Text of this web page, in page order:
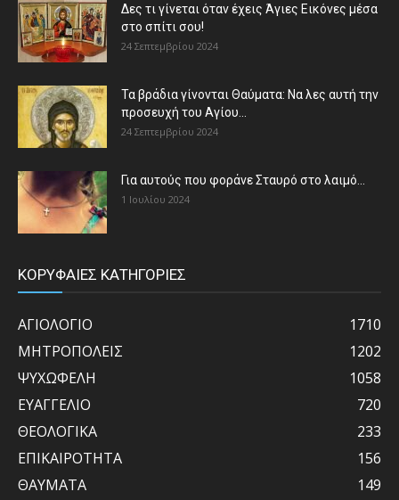
Δες τι γίνεται όταν έχεις Άγιες Εικόνες μέσα
στο σπίτι σου!
24 Σεπτεμβρίου 2024
Τα βράδια γίνονται Θαύματα: Να λες αυτή την
προσευχή του Αγίου...
24 Σεπτεμβρίου 2024
Για αυτούς που φοράνε Σταυρό στο λαιμό…
1 Ιουλίου 2024
ΚΟΡΥΦΑΙΕΣ ΚΑΤΗΓΟΡΙΕΣ
ΑΓΙΟΛΟΓΙΟ
1710
ΜΗΤΡΟΠΟΛΕΙΣ
1202
ΨΥΧΩΦΕΛΗ
1058
ΕΥΑΓΓΕΛΙΟ
720
ΘΕΟΛΟΓΙΚΑ
233
ΕΠΙΚΑΙΡΟΤΗΤΑ
156
ΘΑΥΜΑΤΑ
149